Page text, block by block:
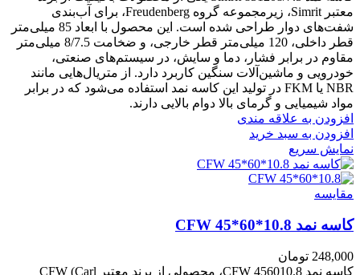
معتبر Simrit، زیرمجموعه گروه Freudenberg، برای آب‌بندی
شفت‌های دوار طراحی شده است. این محصول با ابعاد 85 میلی‌متر
قطر داخلی، 120 میلی‌متر قطر خارجی، و ضخامت 8/7.5 میلی‌متر
مقاوم در برابر فشار، دما و سایش، در سیستم‌های صنعتی،
خودرویی و ماشین‌آلات سنگین کاربرد دارد. از متریال‌هایی مانند
NBR یا FKM در تولید این کاسه نمد استفاده می‌شود که در برابر
مواد شیمیایی و گرمای بالا دوام بالایی دارند.
افزودن به علاقه مندی
افزودن به سبد خرید
نمایش سریع
مقايسه
کاسه نمد CFW 45*60*10.8
248,000 تومان
کاسه نمد CFW 456010.8، محصولی از برند معتبر CFW (Carl